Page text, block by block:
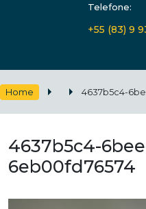
Telefone:
+55 (83) 9
Home 4637b5c4-
4637b5c4-
6eb00fd76574